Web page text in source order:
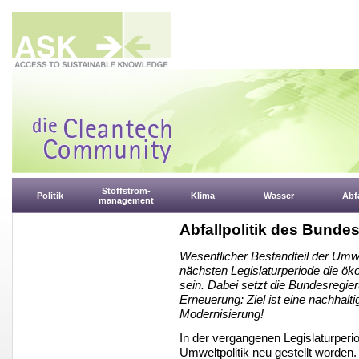
Politik
Stoffstrom-
management
Klima Wasser
Abfallpolitik des Bundes
Wesentlicher Bestandteil der
nächsten Legislaturperiode die
sein. Dabei setzt die
Erneuerung: Ziel ist eine
Modernisierung!
In der vergangenen
Umweltpolitik neu gestellt